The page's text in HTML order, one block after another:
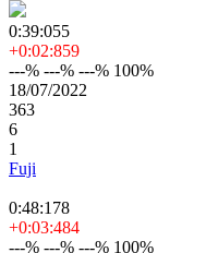
0:39:055
+0:02:859
---% ---% ---% 100%
18/07/2022
363
6
1
Fuji
0:48:178
+0:03:484
---% ---% ---% 100%